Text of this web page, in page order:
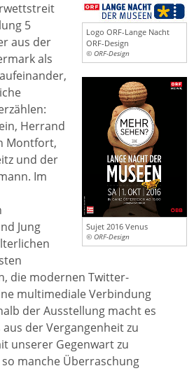
Logo ORF-Lange Nacht
ORF-Design
© ORF-Design
Sujet 2016 Venus
© ORF-Design
5
aus der
als
Herrand
Montfort,
und der
Im
Jung
die modernen Twitter-
multimediale Verbindung
der Ausstellung macht es
der Vergangenheit zu
unserer Gegenwart zu
manche Überraschung